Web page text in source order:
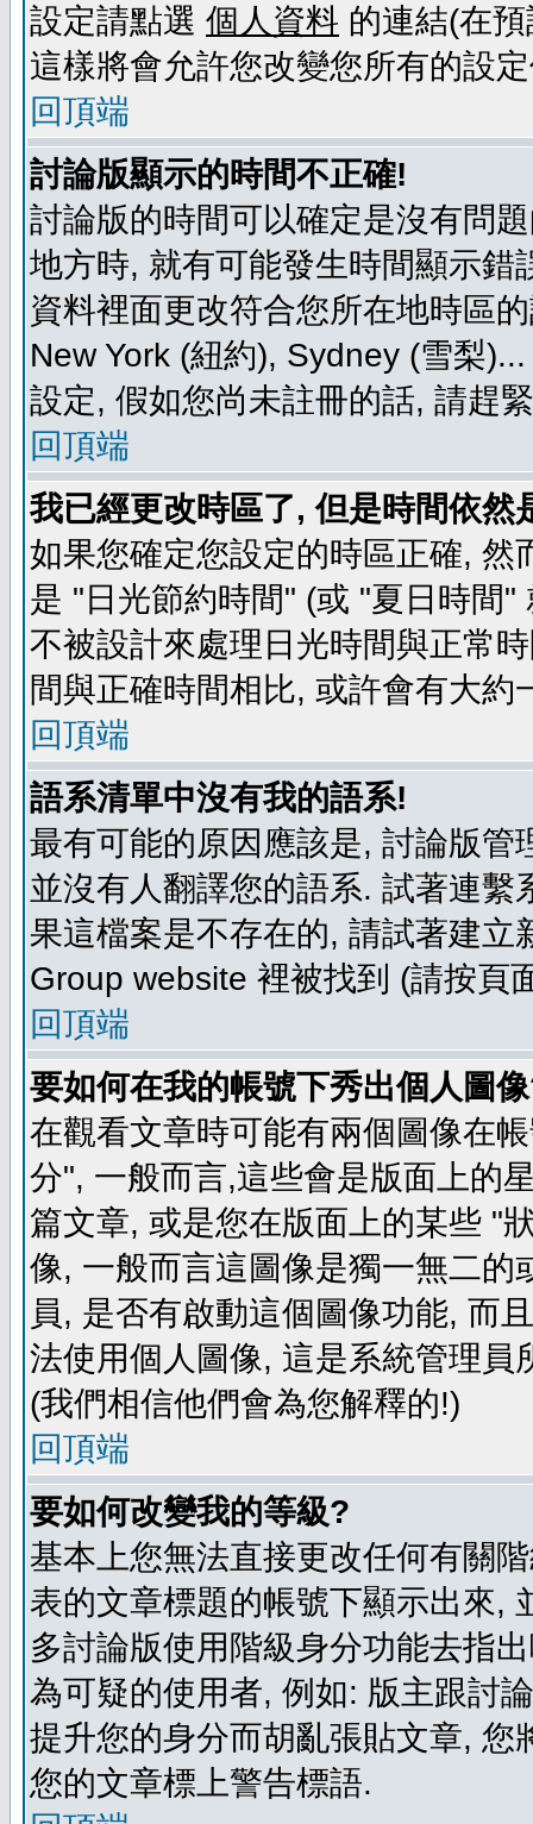
設定請點選 個人資料 的連結(在
這樣將會允許您改變您所有的設
回頂端
討論版顯示的時間不正確!
討論版的時間可以確定是沒有問
地方時, 就有可能發生時間顯示
資料裡面更改符合您所在地時區
New York (紐約), Sydney (雪梨
設定, 假如您尚未註冊的話, 請趕
回頂端
我已經更改時區了, 但是時間依然
如果您確定您設定的時區正確,
是 "日光節約時間" (或 "夏日時間
不被設計來處理日光時間與正常
間與正確時間相比, 或許會有大約
回頂端
語系清單中沒有我的語系!
最有可能的原因應該是, 討論版
並沒有人翻譯您的語系. 試著連
果這檔案是不存在的, 請試著建
Group website 裡被找到 (請按頁
回頂端
要如何在我的帳號下秀出個人圖
在觀看文章時可能有兩個圖像在
分", 一般而言,這些會是版面上的
篇文章, 或是您在版面上的某些 "
像, 一般而言這圖像是獨一無二
員, 是否有啟動這個圖像功能, 而
法使用個人圖像, 這是系統管理
(我們相信他們會為您解釋的!)
回頂端
要如何改變我的等級?
基本上您無法直接更改任何有關
表的文章標題的帳號下顯示出來,
多討論版使用階級身分功能去指
為可疑的使用者, 例如: 版主跟討
提升您的身分而胡亂張貼文章,
您的文章標上警告標語.